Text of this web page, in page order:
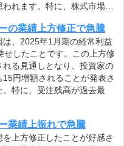
われます。特に、株式市場…
の業績上方修正で急騰
、2025年1月期の経常利益
せしたことです。この上方修
る見通しとなり、投資家の
円増額されることが発表さ
特に、受注残高が過去最
業績上振れで急騰
上方修正したことが好感さ